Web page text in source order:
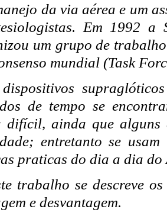
da via aérea e um
Em 1992 a
um grupo de
mundial (Task
de tempo se
difícil, ainda que
entretanto se usam
praticas do dia a dia do
trabalho se descreve
e desvantagem.